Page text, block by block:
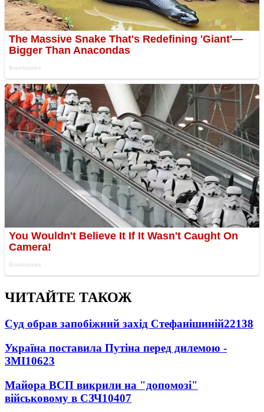
ЧИТАЙТЕ ТАКОЖ
Суд обрав запобіжний захід Стефанішиній22138
Україна поставила Путіна перед дилемою -
ЗМІ10623
Майора ВСП викрили на "допомозі"
військовому в СЗЧ10407